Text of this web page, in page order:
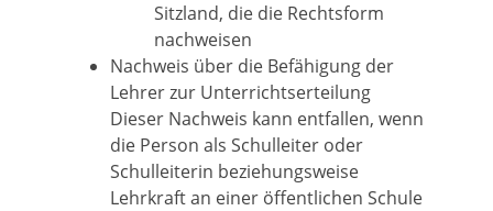
Sitzland, die die Rechtsform
nachweisen
Nachweis über die Befähigung der
Lehrer zur Unterrichtserteilung
Dieser Nachweis kann entfallen, wenn
die Person als Schulleiter oder
Schulleiterin beziehungsweise
Lehrkraft an einer öffentlichen Schule